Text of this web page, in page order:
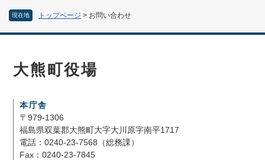
現在地 トップページ > お問い合わせ
大熊町役場
本庁舎
〒979-1306
福島県双葉郡大熊町大字大川原字南平1717
電話：0240-23-7568（総務課）
Fax：0240-23-7845